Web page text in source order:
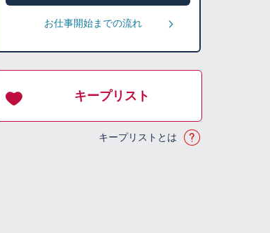
お仕事開始までの流れ
キープリスト
キープリストとは